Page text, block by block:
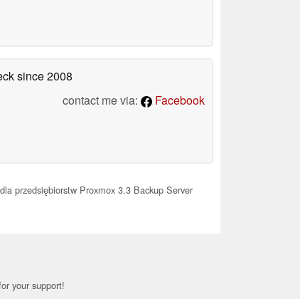
since 2008
contact me via:
Facebook
przedsiębiorstw Proxmox 3.3 Backup Server
your support!